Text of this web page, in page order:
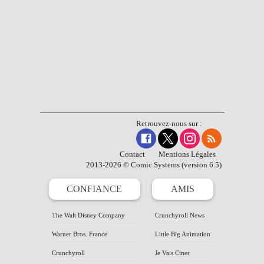
Retrouvez-nous sur :
Contact
Mentions Légales
2013-2026 © Comic.Systems (version 6.5)
CONFIANCE
The Walt Disney Company
Warner Bros. France
Crunchyroll
AMIS
Crunchyroll News
Little Big Animation
Je Vais Ciner